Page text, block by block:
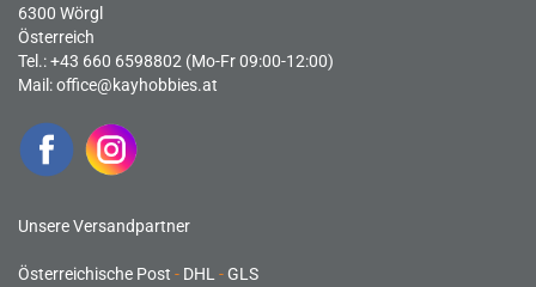
6300 Wörgl
Österreich
Tel.: +43 660 6598802 (Mo-Fr 09:00-12:00)
Mail:office@kayhobbies.at
Unsere Versandpartner
Österreichische Post - DHL -GLS